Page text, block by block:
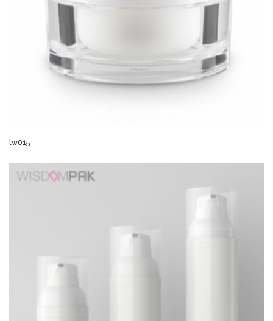
lw015